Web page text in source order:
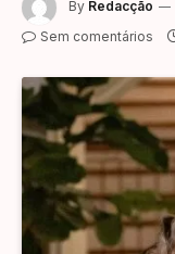
By Redacção
Sem comentários